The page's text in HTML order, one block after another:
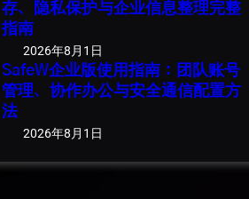
存、隐私保护与企业信息整理完整
指南
2026年8月1日
SafeW企业版使用指南：团队账号
管理、协作办公与安全通信配置方
法
2026年8月1日